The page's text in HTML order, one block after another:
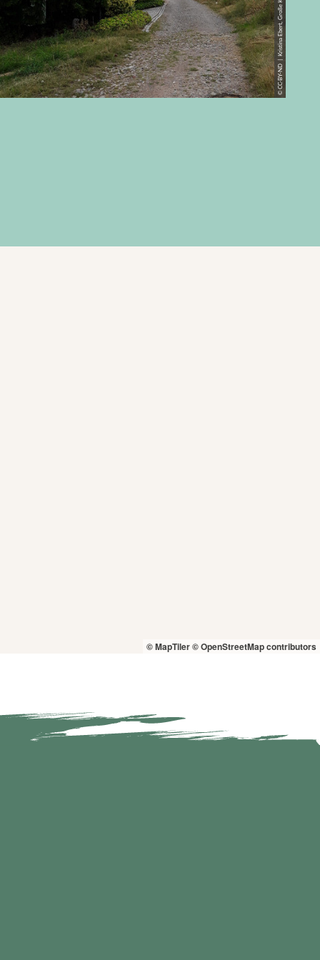
© MapTiler© OpenStreetMap contributors